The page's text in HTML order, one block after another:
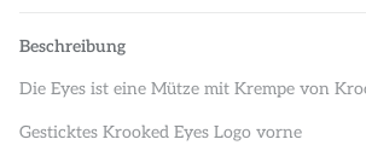
Beschreibung
Die Eyes ist eine Mütze mit Krempe von
Gesticktes Krooked Eyes Logo vorne